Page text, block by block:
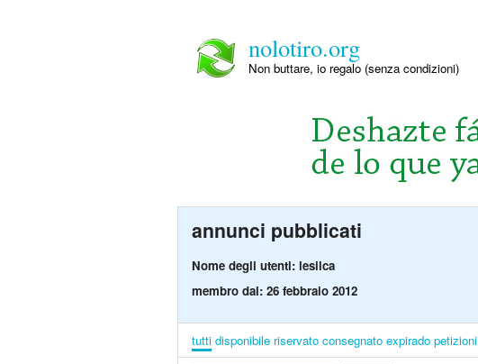
nolotiro.org
Non buttare, io regalo (senza condizioni)
annunci pubblicati
Nome degli utenti: lesilca
membro dal: 26 febbraio 2012
tutti disponibile riservato consegnato expirado petizioni